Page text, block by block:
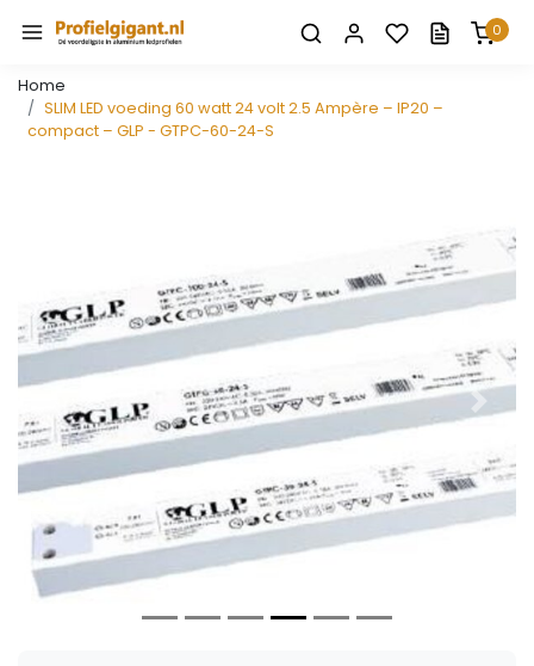
0
Home
SLIM LED voeding 60 watt 24 volt 2.5 Ampère – IP20 –
compact – GLP - GTPC-60-24-S
Vorige